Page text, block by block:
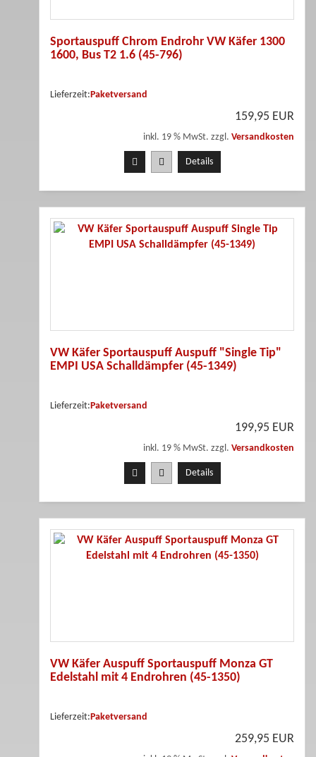
Sportauspuff Chrom Endrohr VW Käfer 1300
1600, Bus T2 1.6 (45-796)
Lieferzeit: Paketversand
159,95 EUR
inkl. 19 % MwSt. zzgl. Versandkosten
Details
VW Käfer Sportauspuff Auspuff "Single Tip"
EMPI USA Schalldämpfer (45-1349)
Lieferzeit: Paketversand
199,95 EUR
inkl. 19 % MwSt. zzgl. Versandkosten
Details
VW Käfer Auspuff Sportauspuff Monza GT
Edelstahl mit 4 Endrohren (45-1350)
Lieferzeit: Paketversand
259,95 EUR